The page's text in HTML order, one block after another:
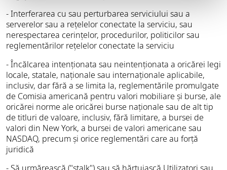
- Interferarea cu sau perturbarea serviciului sau a
serverelor sau a rețelelor conectate la serviciu, sau
nerespectarea cerințelor, procedurilor, politicilor sau
reglementărilor rețelelor conectate la serviciu
- Încălcarea intenționata sau neintenționata a oricărei legi
locale, statale, naționale sau internaționale aplicabile,
inclusiv, dar fără a se limita la, reglementările promulgate
de Comisia americană pentru valori mobiliare și burse, ale
oricărei norme ale oricărei burse naționale sau de alt tip
de titluri de valoare, inclusiv, fără limitare, a bursei de
valori din New York, a bursei de valori americane sau
NASDAQ, precum și orice reglementări care au forță
juridică